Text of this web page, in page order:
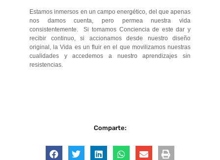
Estamos inmersos en un campo energético, del que apenas
nos damos cuenta, pero permea nuestra vida
consistentemente. Si tomamos Conciencia de este dar y
recibir continuo, si accionamos desde nuestro diseño
original, la Vida es un fluir en el que movilizamos nuestras
cualidades y accedemos a nuestro aprendizajes sin
resistencias.
Comparte: